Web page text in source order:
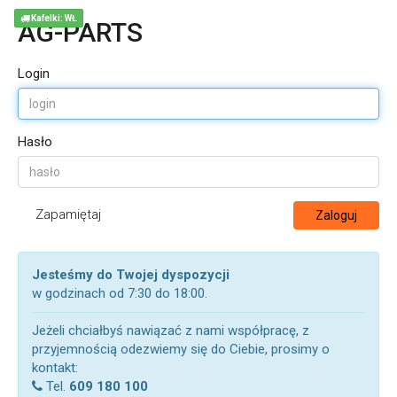
AG-PARTS
Login
Hasło
Zapamiętaj Zaloguj
Jesteśmy do Twojej dyspozycji
w godzinach od 7:30 do 18:00.
Jeżeli chciałbyś nawiązać z nami współpracę, z
przyjemnością odezwiemy się do Ciebie, prosimy o
kontakt:
Tel. 609 180 100
Kafelki: WŁ